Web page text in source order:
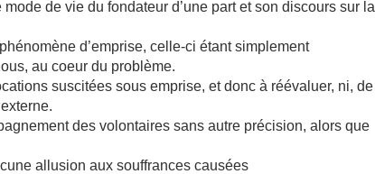
de vie du fondateur d’une part et son discours sur la
d’emprise, celle-ci étant simplement
au coeur du problème.
suscitées sous emprise, et donc à réévaluer, ni, de
des volontaires sans autre précision, alors que
allusion aux souffrances causées